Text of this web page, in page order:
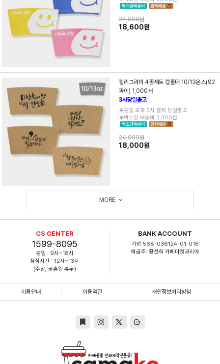
24,000원
18,600원
캘리그라피 4종세트 컵홀더 10/13온스(92
파이) 1,000개
3시당일출고
◈평일 오후 3시 결제 당일출고
◈박스당 배송비 3,300원
24,000원
18,000원
MORE
CS CENTER
1599-8095
평일 : 9시~18시
점심시간 : 12시~13시
(주말, 공휴일 휴무)
BANK ACCOUNT
기업 568-036124-01-016
예금주: 황선희 카페마켓코리아
이용안내 이용약관 개인정보처리방침